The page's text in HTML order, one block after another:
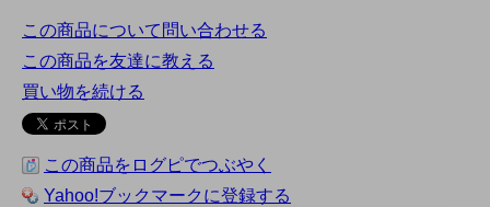
この商品について問い合わせる
この商品を友達に教える
買い物を続ける
この商品をログピでつぶやく
Yahoo!ブックマークに登録する